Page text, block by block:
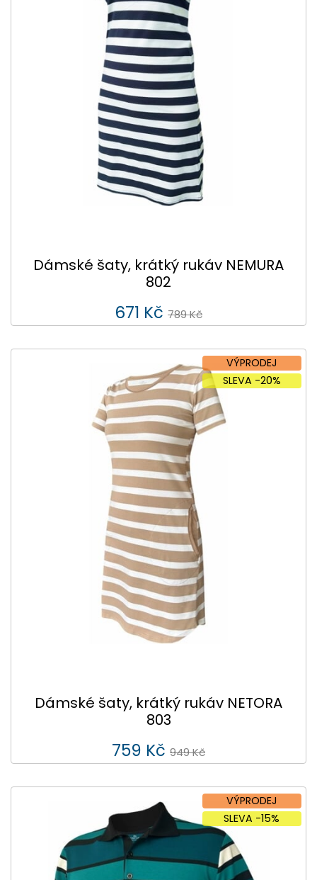
Dámské šaty, krátký rukáv NEMURA
802
671 Kč 789 Kč
VÝPRODEJ
SLEVA -20%
Dámské šaty, krátký rukáv NETORA
803
759 Kč 949 Kč
VÝPRODEJ
SLEVA -15%